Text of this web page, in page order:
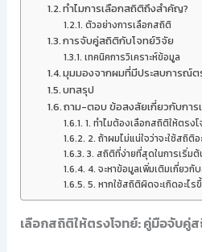
ทำไมการเลือกสถิติถึงสำคัญ?
ตัวอย่างการเลือกสถิติ
การจับคู่สถิติกับโจทย์วิจัย
เทคนิคการวิเคราะห์ข้อมูล
มุมมองจากผมที่มีประสบการณ์ต
บทสรุป
ถาม-ตอบ ข้อสงสัยเกี่ยวกับกา
1. ทำไมต้องเลือกสถิติให้ตรง
2. ถ้าผมไม่แน่ใจว่าจะใช้สถิติอ
3. สถิติที่ง่ายที่สุดในการเริ่มต้
4. จะหาข้อมูลเพิ่มเติมเกี่ยวกั
5. หากใช้สถิติผิดจะเกิดอะไร
เลือกสถิติให้ตรงโจทย์: คู่มือจับคู่